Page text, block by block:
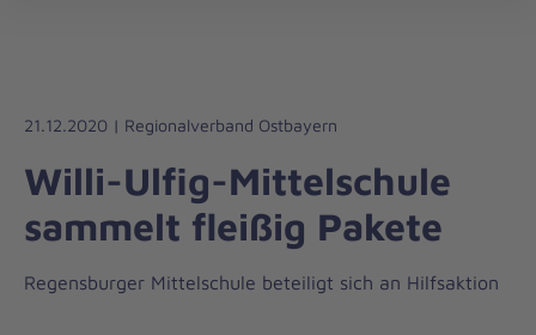
Liebe
Leben
21.12.2020 | Regionalverband Ostbayern
Willi-Ulfig-Mittelschule
sammelt fleißig Pakete
Regensburger Mittelschule beteiligt sich an Hilfsaktion